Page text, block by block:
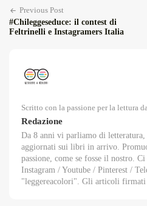
Previous Post
#Chileggeseduce: il contest di
Feltrinelli e Instagramers Italia
Scritto con la passione per la lettura
Redazione
Da 8 anni vi parliamo di
aggiornati sui libri in arrivo.
passione, come se fosse il nostro.
Instagram / Youtube / Pinterest /
"leggereacolori". Gli articoli firmati